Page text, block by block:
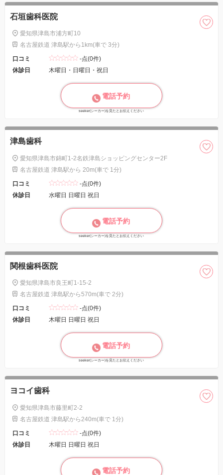
石垣歯科医院
愛知県津島市浦方町10
名古屋鉄道 津島駅から1km(車で 3分)
口コミ
-点(0件)
休診日
木曜日・日曜日・祝日
電話予約
seeker(シーカー)を見たとお伝えください
津島歯科
愛知県津島市錦町1-2名鉄津島ショッピングセンター2F
名古屋鉄道 津島駅から 20m(車で 1分)
口コミ
-点(0件)
休診日
水曜日 日曜日 祝日
電話予約
seeker(シーカー)を見たとお伝えください
関根歯科医院
愛知県津島市良王町1-15-2
名古屋鉄道 津島駅から570m(車で 2分)
口コミ
-点(0件)
休診日
木曜日 日曜日 祝日
電話予約
seeker(シーカー)を見たとお伝えください
ヨコイ歯科
愛知県津島市藤里町2-2
名古屋鉄道 津島駅から240m(車で 1分)
口コミ
-点(0件)
休診日
木曜日 日曜日 祝日
電話予約